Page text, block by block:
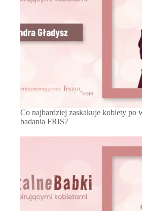
Co najbardziej zaskakuje kobiety po
badania FRIS?